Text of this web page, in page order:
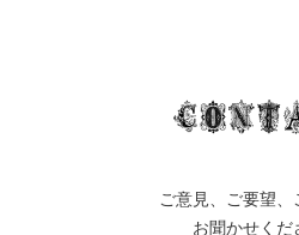
ご意見、ご要望、
お聞かせくだ